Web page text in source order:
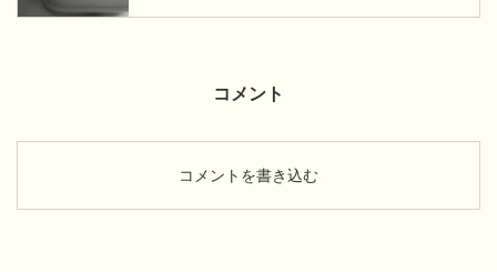
コメント
コメントを書き込む